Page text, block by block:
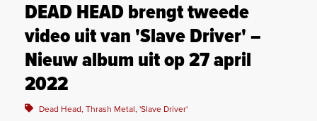
DEAD HEAD brengt tweede
video uit van 'Slave Driver' –
Nieuw album uit op 27 april
2022
Dead Head, Thrash Metal, 'Slave Driver'